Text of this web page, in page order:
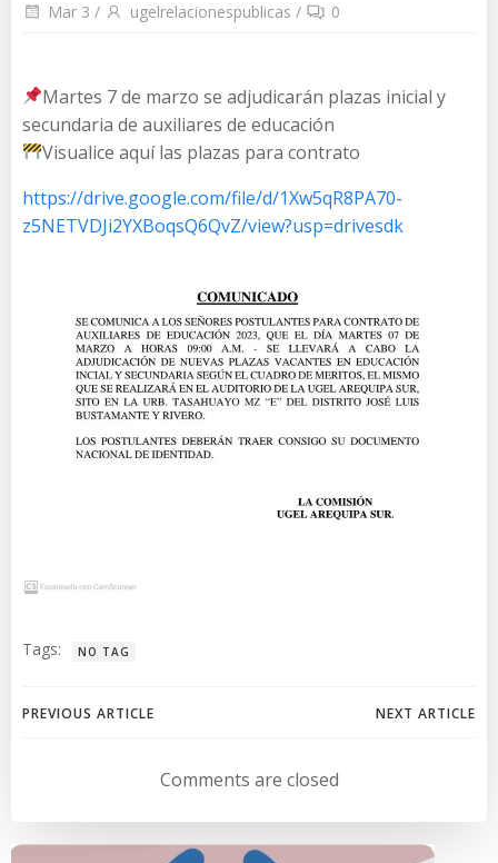
Mar 3 / ugelrelacionespublicas / 0
Martes 7 de marzo se adjudicarán plazas inicial y
secundaria de auxiliares de educación
Visualice aquí las plazas para contrato
https://drive.google.com/file/d/1Xw5qR8PA70-
z5NETVDJi2YXBoqsQ6QvZ/view?usp=drivesdk
Tags: NO TAG
Navegación
entradas
PREVIOUS ARTICLE
Navegación
de
entradas
NEXT ARTICLE
Comments are closed